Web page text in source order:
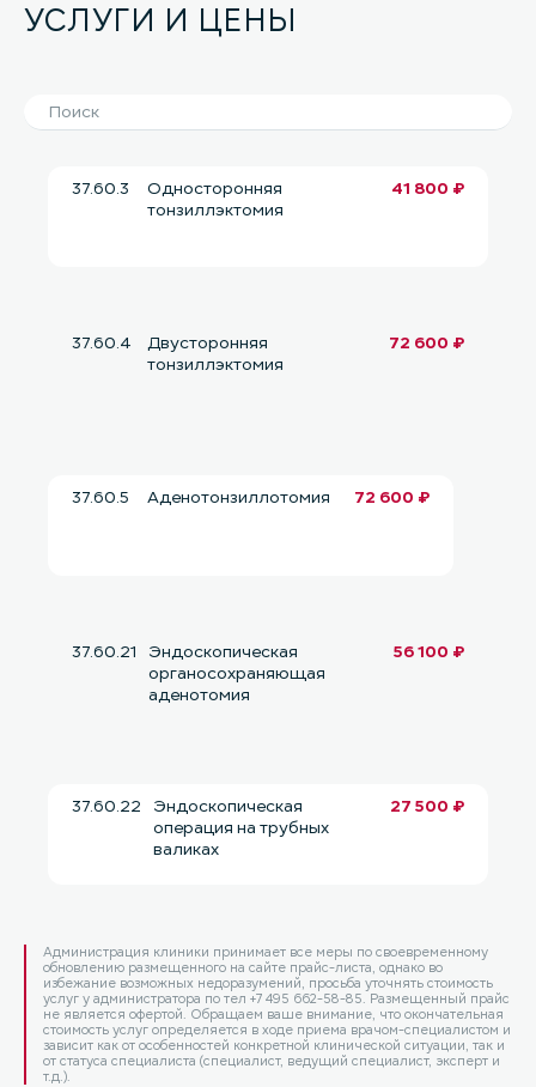
УСЛУГИ И ЦЕНЫ
37.60.3
Односторонняя
тонзиллэктомия
41 800 ₽
37.60.4
Двусторонняя
тонзиллэктомия
72 600 ₽
37.60.5 Аденотонзиллотомия 72 600 ₽
37.60.21
Эндоскопическая
органосохраняющая
аденотомия
56 100 ₽
37.60.22
Эндоскопическая
операция на трубных
валиках
27 500 ₽
Администрация клиники принимает все меры по своевременному
обновлению размещенного на сайте прайс-листа, однако во
избежание возможных недоразумений, просьба уточнять стоимость
услуг у администратора по тел +7 495 662-58-85. Размещенный прайс
не является офертой. Обращаем ваше внимание, что окончательная
стоимость услуг определяется в ходе приема врачом-специалистом и
зависит как от особенностей конкретной клинической ситуации, так и
от статуса специалиста (специалист, ведущий специалист, эксперт и
т.д.).